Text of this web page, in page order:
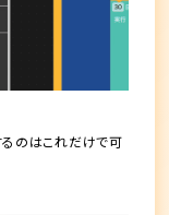
のはこれだけで可